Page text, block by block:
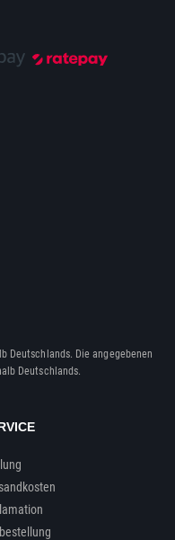
Deutschlands. Die angegebenen
Deutschlands.